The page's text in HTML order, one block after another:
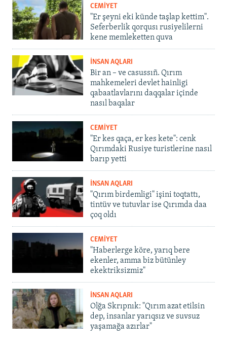
CEMİYET
"Er şeyni eki künde taşlap kettim".
Seferberlik qorqusı rusiyelilerni
kene memleketten quva
İNSAN AQLARI
Bir an – ve casussıñ. Qırım
mahkemeleri devlet hainligi
qabaatlavlarını daqqalar içinde
nasıl baqalar
CEMİYET
"Er kes qaça, er kes kete": cenk
Qırımdaki Rusiye turistlerine nasıl
barıp yetti
İNSAN AQLARI
"Qırım birdemligi" işini toqtattı,
tintüv ve tutuvlar ise Qırımda daa
çoq oldı
CEMİYET
"Haberlerge köre, yarıq bere
ekenler, amma biz bütünley
ekektriksizmiz"
İNSAN AQLARI
Olğa Skrıpnık: "Qırım azat etilsin
dep, insanlar yarıqsız ve suvsuz
yaşamağa azırlar"